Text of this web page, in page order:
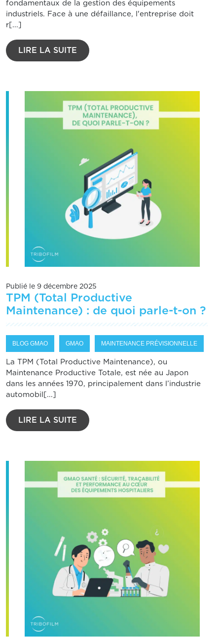
fondamentaux de la gestion des équipements
industriels. Face à une défaillance, l'entreprise doit
r[...]
LIRE LA SUITE
Publié le 9 décembre 2025
TPM (Total Productive
Maintenance) : de quoi parle-t-on ?
BLOG GMAO GMAO MAINTENANCE PRÉVISIONNELLE
La TPM (Total Productive Maintenance), ou
Maintenance Productive Totale, est née au Japon
dans les années 1970, principalement dans l’industrie
automobil[...]
LIRE LA SUITE